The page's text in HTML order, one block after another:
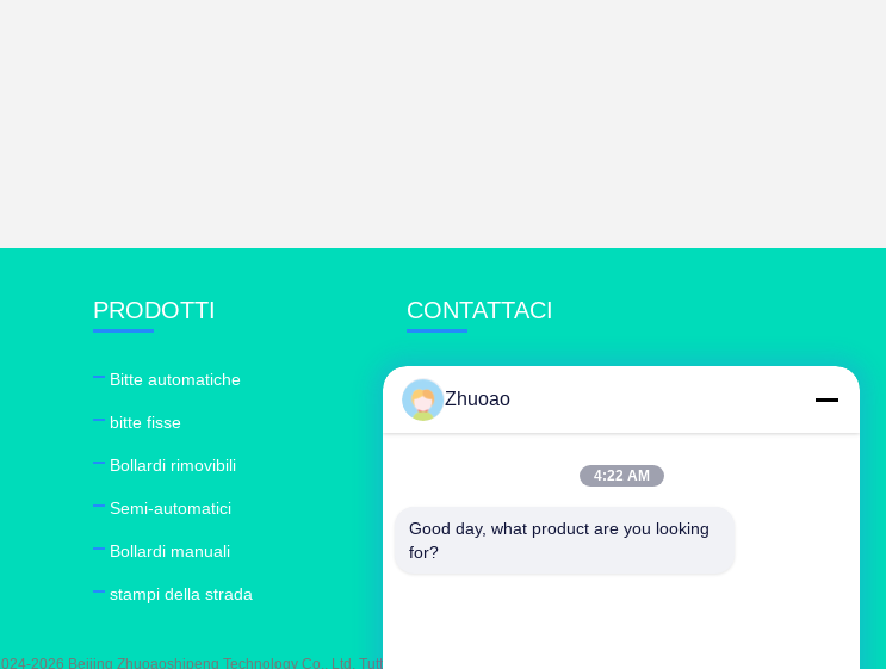
PRODOTTI
Bitte automatiche
bitte fisse
Bollardi rimovibili
Semi-automatici
Bollardi manuali
stampi della strada
CONTATTACI
service@cnzasp.com
86-138-10893981
Sala 2005, piano 20, edificio A, edificio Shagnlian,
2026 Beijing Zhuoaoshipeng Technology Co., Ltd. Tutti i diritti riservati.
Zhuoao
4:22 AM
Good day, what product are you looking
for?